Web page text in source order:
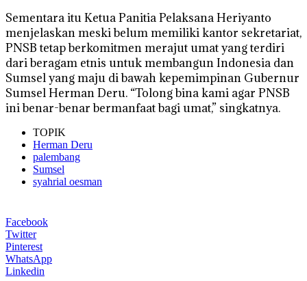
Sementara itu Ketua Panitia Pelaksana Heriyanto
menjelaskan meski belum memiliki kantor sekretariat,
PNSB tetap berkomitmen merajut umat yang terdiri
dari beragam etnis untuk membangun Indonesia dan
Sumsel yang maju di bawah kepemimpinan Gubernur
Sumsel Herman Deru. “Tolong bina kami agar PNSB
ini benar-benar bermanfaat bagi umat,” singkatnya.
TOPIK
Herman Deru
palembang
Sumsel
syahrial oesman
Facebook
Twitter
Pinterest
WhatsApp
Linkedin